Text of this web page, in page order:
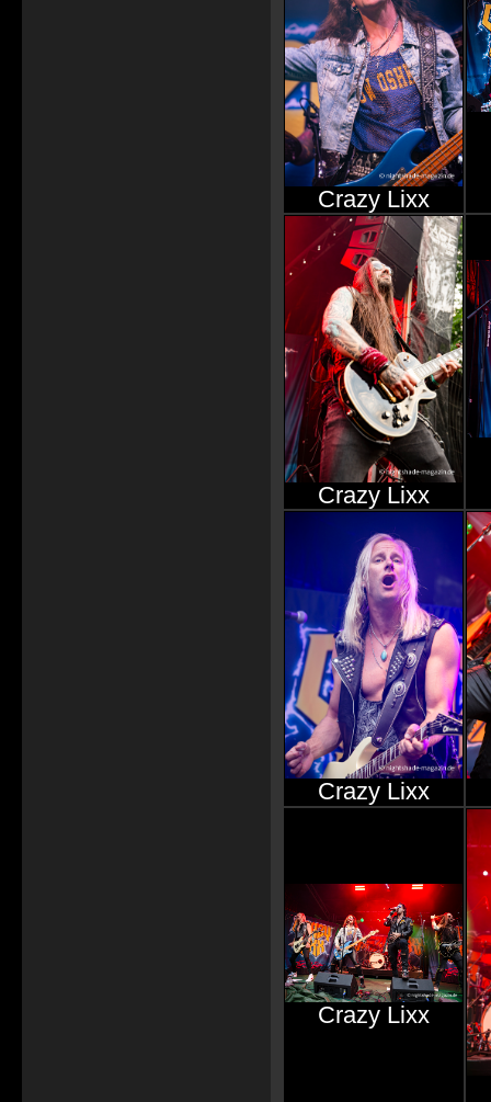
Crazy Lixx
Crazy Lixx
Crazy Lixx
Crazy Lixx